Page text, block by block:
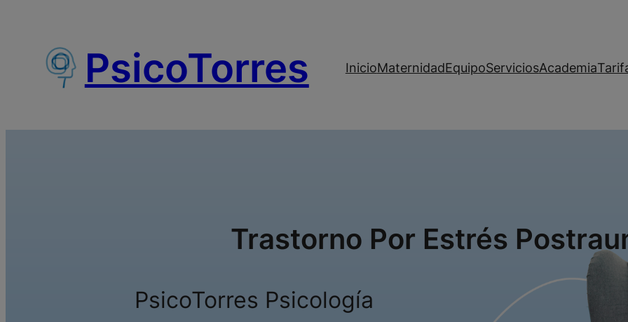
contenido
PsicoTorres InicioMaternidadEquipoServiciosAcademia
Trastorno Por Estrés
PsicoTorres Psicología